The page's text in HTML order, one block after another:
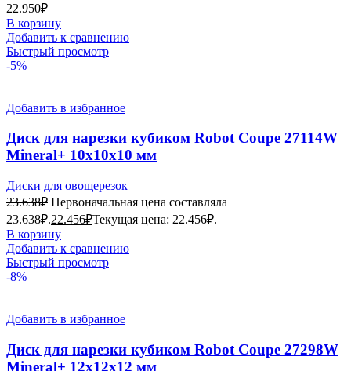
22.950₽
В корзину
Добавить к сравнению
Быстрый просмотр
-5%
Добавить в избранное
Диск для нарезки кубиком Robot Coupe 27114W
Mineral+ 10х10х10 мм
Диски для овощерезок
23.638₽ Первоначальная цена составляла
23.638₽.22.456₽Текущая цена: 22.456₽.
В корзину
Добавить к сравнению
Быстрый просмотр
-8%
Добавить в избранное
Диск для нарезки кубиком Robot Coupe 27298W
Mineral+ 12х12х12 мм